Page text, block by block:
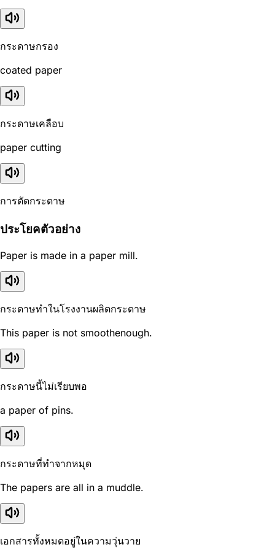
กระดาษกรอง
coated paper
กระดาษเคลือบ
paper cutting
การตัดกระดาษ
ประโยคตัวอย่าง
Paper is made in a paper mill.
กระดาษทำในโรงงานผลิตกระดาษ
This paper is not smoothenough.
กระดาษนี้ไม่เรียบพอ
a paper of pins.
กระดาษที่ทำจากหมุด
The papers are all in a muddle.
เอกสารทั้งหมดอยู่ในความวุ่นวาย